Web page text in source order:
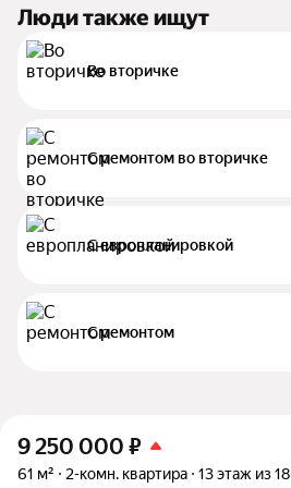
Люди также ищут
Во вторичке
С ремонтом во вторичке
С европланировкой
С ремонтом
9 250 000 ₽
61 м² 2-комн. квартира 13 этаж из 18